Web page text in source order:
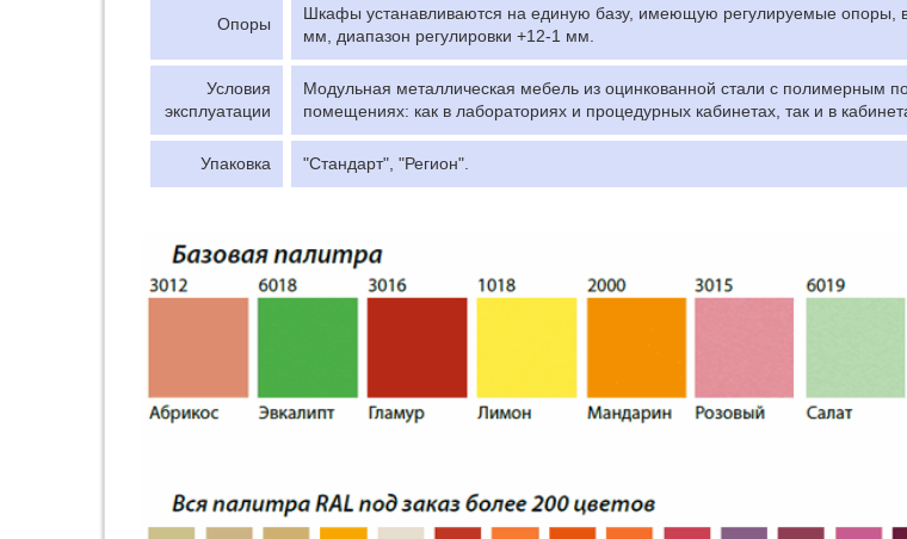
Опоры
Шкафы устанавливаются на единую базу, имеющую регулируемые
мм, диапазон регулировки +12-1 мм.
Условия
эксплуатации
Модульная металлическая мебель из оцинкованной стали с полимерным
помещениях: как в лабораториях и процедурных кабинетах, так и в
Упаковка "Стандарт", "Регион".